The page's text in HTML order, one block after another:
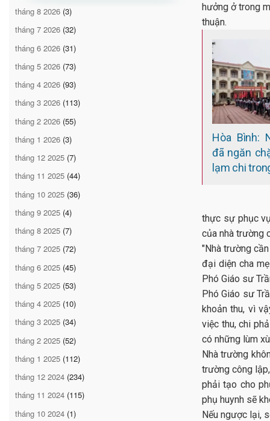
tháng 8 2026 (3)
tháng 7 2026 (32)
tháng 6 2026 (31)
tháng 5 2026 (73)
tháng 4 2026 (93)
tháng 3 2026 (113)
tháng 2 2026 (55)
tháng 1 2026 (3)
tháng 12 2025 (7)
tháng 11 2025 (44)
tháng 10 2025 (36)
tháng 9 2025 (4)
tháng 8 2025 (7)
tháng 7 2025 (72)
tháng 6 2025 (45)
tháng 5 2025 (53)
tháng 4 2025 (10)
tháng 3 2025 (34)
tháng 2 2025 (52)
tháng 1 2025 (112)
tháng 12 2024 (234)
tháng 11 2024 (115)
tháng 10 2024 (1)
hưởng ở trong
thuận.
Hòa Bình:
đã ngăn
lạm chi
thực sự phục
của nhà trường
"Nhà trường
đại diện cha
Phó Giáo sư
Phó Giáo sư
khoản thu, vì
việc thu, chi
có những lùm
Nhà trường
trường công
phải tạo cho
phụ huynh sẽ
Nếu ngược lại,